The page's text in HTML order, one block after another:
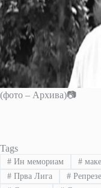
(фото – Архива)📷
Tags
#Ин мемориам #
#Прва Лига #